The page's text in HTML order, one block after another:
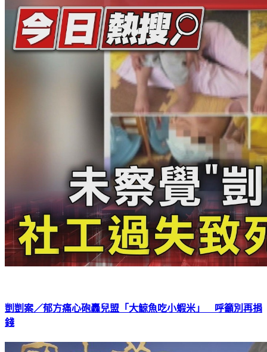
剴剴案／郁方痛心砲轟兒盟「大鯨魚吃小蝦米」 呼籲別再捐
錢